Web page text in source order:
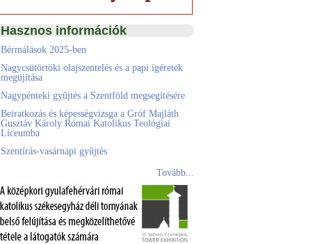
Hasznos információk
Bérmálások 2025-ben
Nagycsütörtöki olajszentelés és a papi ígéretek
megújítása
Nagypénteki gyűjtés a Szentföld megsegítésére
Beiratkozás és képességvizsga a Gróf Majláth
Gusztáv Károly Római Katolikus Teológiai
Líceumba
Szentírás-vasárnapi gyűjtés
Tovább...